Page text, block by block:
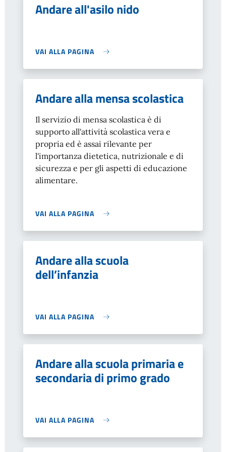
Andare all'asilo nido
VAI ALLA PAGINA
Andare alla mensa scolastica
Il servizio di mensa scolastica è di
supporto all'attività scolastica vera e
propria ed è assai rilevante per
l'importanza dietetica, nutrizionale e di
sicurezza e per gli aspetti di educazione
alimentare.
VAI ALLA PAGINA
Andare alla scuola
dell’infanzia
VAI ALLA PAGINA
Andare alla scuola primaria e
secondaria di primo grado
VAI ALLA PAGINA